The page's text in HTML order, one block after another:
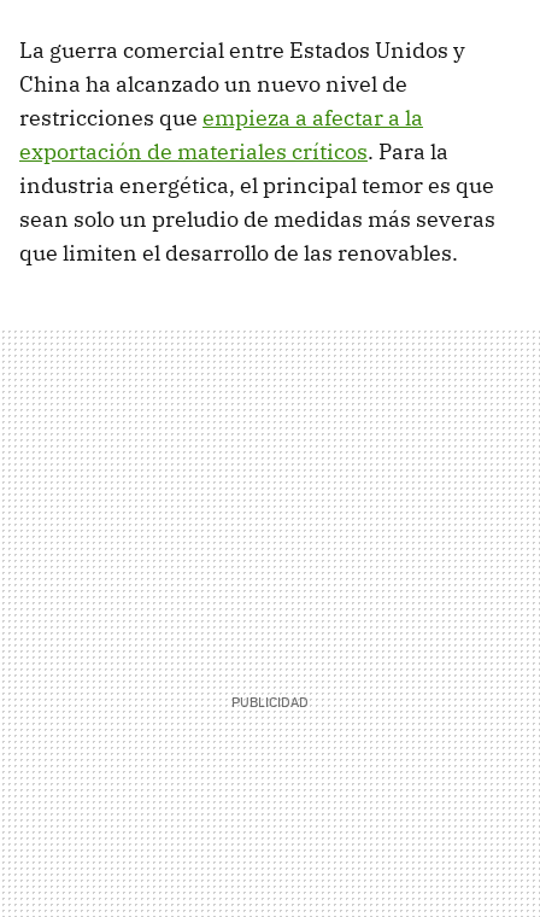
La guerra comercial entre Estados Unidos y
China ha alcanzado un nuevo nivel de
restricciones que empieza a afectar a la
exportación de materiales críticos. Para la
industria energética, el principal temor es que
sean solo un preludio de medidas más severas
que limiten el desarrollo de las renovables.